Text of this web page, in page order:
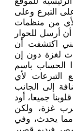
التبرع وعلى
من منظمات
أن أرسل للحوار
اكتشفت أن
لغزة دون إن
الحساب باسم
التبرعات لأي
إلى الجانب
جميعا، أود
غزة، ولكن
يحدث، وفي